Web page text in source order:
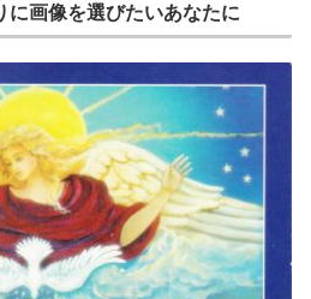
に画像を選びたいあなたに